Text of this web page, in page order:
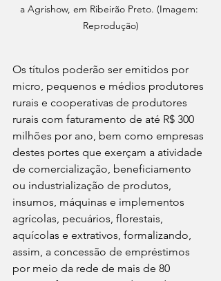
a Agrishow, em Ribeirão Preto. (Imagem:
Reprodução)
Os títulos poderão ser emitidos por
micro, pequenos e médios produtores
rurais e cooperativas de produtores
rurais com faturamento de até R$ 300
milhões por ano, bem como empresas
destes portes que exerçam a atividade
de comercialização, beneficiamento
ou industrialização de produtos,
insumos, máquinas e implementos
agrícolas, pecuários, florestais,
aquícolas e extrativos, formalizando,
assim, a concessão de empréstimos
por meio da rede de mais de 80